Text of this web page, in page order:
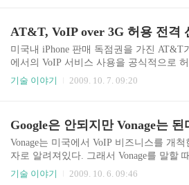
689..
사회에 상호 이사 등재는 공정경쟁을 제한
다는 법적 근거에 따라 이루어진 조치이
8/04 - 애플 사외이사직을 사임하는 구글
슈미트 Eric Schmidt가 8월에 먼저 Apple의
을 사임했고, 두 달 뒤인 10월에 다시
AT&T, VoIP over 3G 허용 전격
미국내 iPhone 판매 독점권을 가진 AT&T
에서의 VoIP 서비스 사용을 공식적으로 허
기존 Wi-Fi를 이용한 VoIP뿐만 아니라 자
달 말에 투표할 망 중립성에 대한 법제화
있어서 미리 한발 앞서서 3G 네트워크상에
IP를 전격적으로 허용한 것으로 보인다.
이같은 결정을 iPhone 공급사인 Apple과
고 있는 FCC에 알렸다. 그동안 이동통신
기술 이야기 2009. 10. 7. 09:20
Vonage는 미국에서 VoIP 비즈니스를 개척
자로 알려져있다. 그래서 Vonage를 말할
of Internet Phone이라는 수식어를 붙이곤
기술 이야기 2009. 10. 6. 09:46